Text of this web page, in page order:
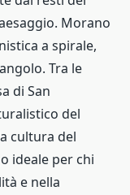
Morano
a spirale,
Tra le
di San
del
cultura del
ideale per chi
e nella